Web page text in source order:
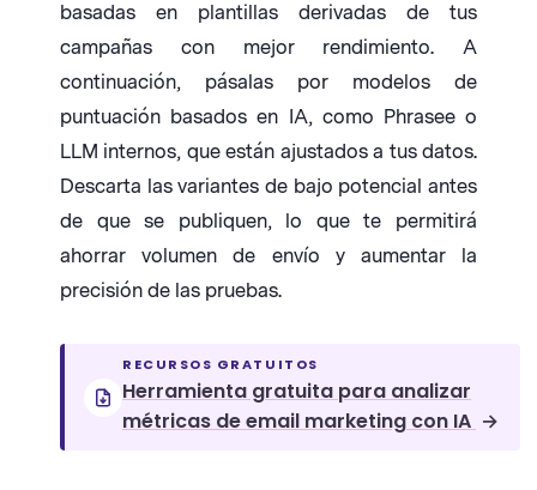
basadas en plantillas derivadas de tus
campañas con mejor rendimiento. A
continuación, pásalas por modelos de
puntuación basados en IA, como Phrasee o
LLM internos, que están ajustados a tus datos.
Descarta las variantes de bajo potencial antes
de que se publiquen, lo que te permitirá
ahorrar volumen de envío y aumentar la
precisión de las pruebas.
RECURSOS GRATUITOS
Herramienta gratuita para analizar
métricas de email marketing con IA →